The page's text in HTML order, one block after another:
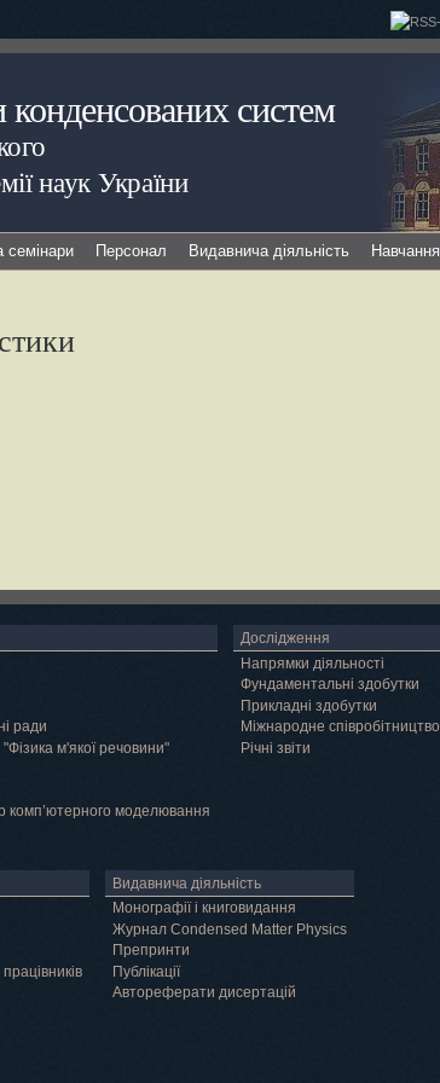
конденсованих систем
наук України
семінари Персонал Видавнича діяльність Навчання
ради
м'якої речовини"
комп’ютерного моделювання
Дослідження
Напрямки діяльності
Фундаментальні здобутки
Прикладні здобутки
Міжнародне співробітництво
Річні звіти
Видавнича діяльність
Монографії і книговидання
Журнал Condensed Matter Physics
Препринти
Публікації
Автореферати дисертацій